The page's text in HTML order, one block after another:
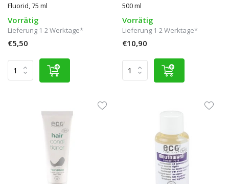
Fluorid, 75 ml
Vorrätig
Lieferung 1-2 Werktage*
€5,50
500 ml
Vorrätig
Lieferung 1-2 Werktage*
€10,90